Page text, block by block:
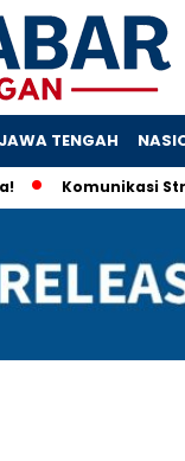
JAWA TENGAH
Komunikasi Strategis